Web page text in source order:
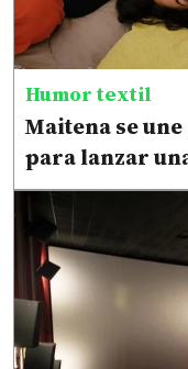
Humor textil
Maitena se
para lanzar